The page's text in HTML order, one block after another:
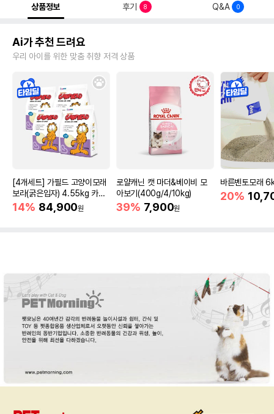
상품정보 후기 8 Q&A 0
Ai가 추천 드려요
우리 아이를 위한 맞춤 취향 저격 상품
[4개세트] 가필드 고양이모래
보라(굵은입자) 4.55kg 카사
바모래
14% 84,900원
로얄캐닌 캣 마더&베이비 모
아보기(400g/4/10kg)
39% 7,900원
바른벤토모래
20%